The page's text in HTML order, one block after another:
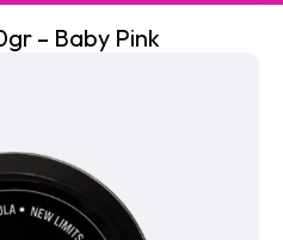
– Baby Pink